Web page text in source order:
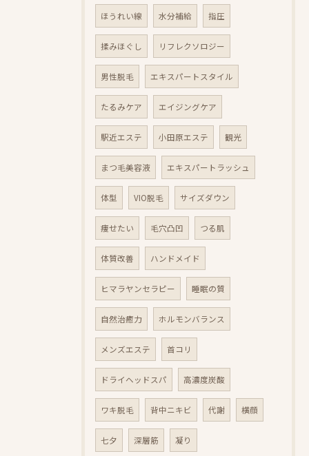
ほうれい線 水分補給 指圧
揉みほぐし リフレクソロジー
男性脱毛 エキスパートスタイル
たるみケア エイジングケア
駅近エステ 小田原エステ 観光
まつ毛美容液 エキスパートラッシュ
体型 VIO脱毛 サイズダウン
痩せたい 毛穴凸凹 つる肌
体質改善 ハンドメイド
ヒマラヤンセラピー 睡眠の質
自然治癒力 ホルモンバランス
メンズエステ 首コリ
ドライヘッドスパ 高濃度炭酸
ワキ脱毛 背中ニキビ 代謝 横顔
七夕 深層筋 凝り